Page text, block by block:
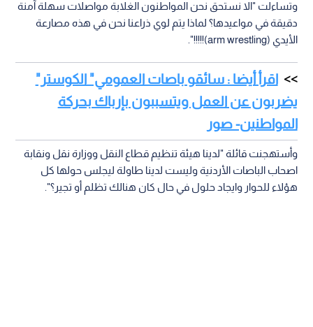
وتساءلت "الا نستحق نحن المواطنون الغلابة مواصلات سهلة آمنة
دقيقة في مواعيدها؟ لماذا يتم لوي ذراعنا نحن في هذه مصارعة
الأيدي (arm wrestling)!!!!!".
اقرأ أيضا : سائقو باصات العمومي" الكوستر"
يضربون عن العمل ويتسببون بإرباك بحركة
المواطنين- صور
وأستهجنت قائلة "لدينا هيئة تنظيم قطاع النقل ووزارة نقل ونقابة
اصحاب الباصات الأردنية وليست لدينا طاولة ليجلس حولها كل
هؤلاء للحوار وايجاد حلول في حال كان هنالك تظلم أو تجير؟".